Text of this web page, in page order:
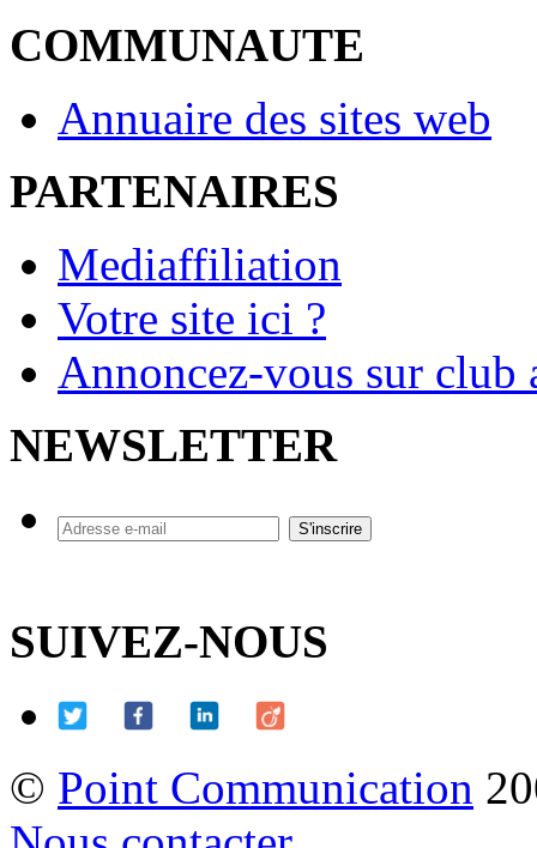
COMMUNAUTE
Annuaire des sites web
PARTENAIRES
Mediaffiliation
Votre site ici ?
Annoncez-vous sur
NEWSLETTER
SUIVEZ-NOUS
© Point Communication